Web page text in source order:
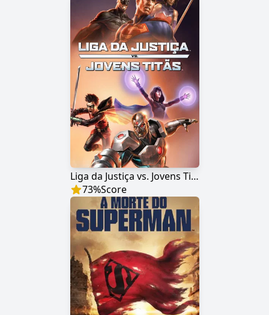
Liga da Justiça vs. Jovens Titãs
73%Score